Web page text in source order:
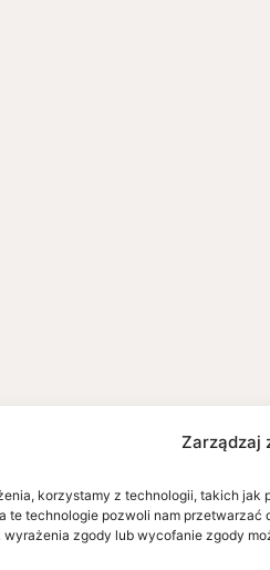
Zarządzaj
korzystamy z technologii, takich
te technologie pozwoli nam
zgody lub wycofanie zgody